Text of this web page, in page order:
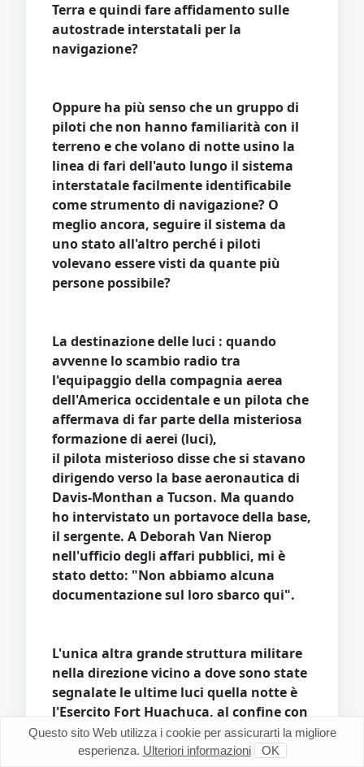
Terra e quindi fare affidamento sulle
autostrade interstatali per la
navigazione?
Oppure ha più senso che un gruppo di
piloti che non hanno familiarità con il
terreno e che volano di notte usino la
linea di fari dell'auto lungo il sistema
interstatale facilmente identificabile
come strumento di navigazione? O
meglio ancora, seguire il sistema da
uno stato all'altro perché i piloti
volevano essere visti da quante più
persone possibile?
La destinazione delle luci : quando
avvenne lo scambio radio tra
l'equipaggio della compagnia aerea
dell'America occidentale e un pilota che
affermava di far parte della misteriosa
formazione di aerei (luci),
il pilota misterioso disse che si stavano
dirigendo verso la base aeronautica di
Davis-Monthan a Tucson. Ma quando
ho intervistato un portavoce della base,
il sergente. A Deborah Van Nierop
nell'ufficio degli affari pubblici, mi è
stato detto: "Non abbiamo alcuna
documentazione sul loro sbarco qui".
L'unica altra grande struttura militare
nella direzione vicino a dove sono state
segnalate le ultime luci quella notte è
l'Esercito Fort Huachuca, al confine con
il Messico.
Questo sito Web utilizza i cookie per assicurarti la migliore
esperienza. Ulteriori informazioni OK